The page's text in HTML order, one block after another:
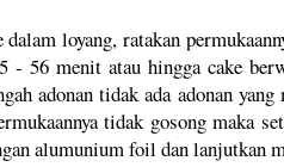
dalam loyang, ratakan
- 56 menit atau hingga cake
adonan tidak ada adonan
tidak gosong maka
alumunium foil dan lanjutkan